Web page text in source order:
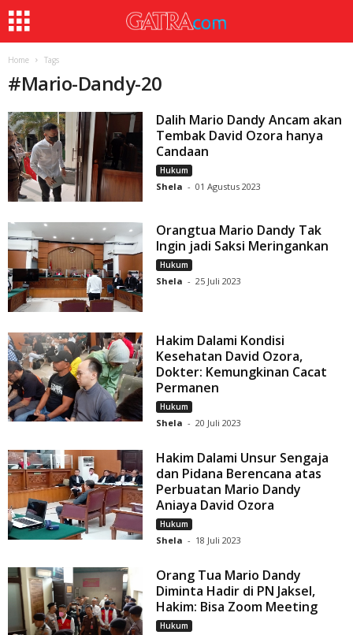
Home Tags
#Mario-Dandy-20
Dalih Mario Dandy Ancam akan
Tembak David Ozora hanya
Candaan
Hukum
Shela - 01 Agustus 2023
Orangtua Mario Dandy Tak
Ingin jadi Saksi Meringankan
Hukum
Shela - 25 Juli 2023
Hakim Dalami Kondisi
Kesehatan David Ozora,
Dokter: Kemungkinan Cacat
Permanen
Hukum
Shela - 20 Juli 2023
Hakim Dalami Unsur Sengaja
dan Pidana Berencana atas
Perbuatan Mario Dandy
Aniaya David Ozora
Hukum
Shela - 18 Juli 2023
Orang Tua Mario Dandy
Diminta Hadir di PN Jaksel,
Hakim: Bisa Zoom Meeting
Hukum